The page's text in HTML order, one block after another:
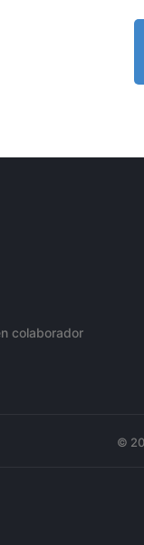
colaborador
©